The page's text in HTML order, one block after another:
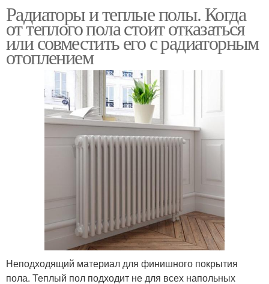
Радиаторы и теплые полы. Когда
от теплого пола стоит отказаться
или совместить его с радиаторным
отоплением
Неподходящий материал для финишного покрытия
пола. Теплый пол подходит не для всех напольных